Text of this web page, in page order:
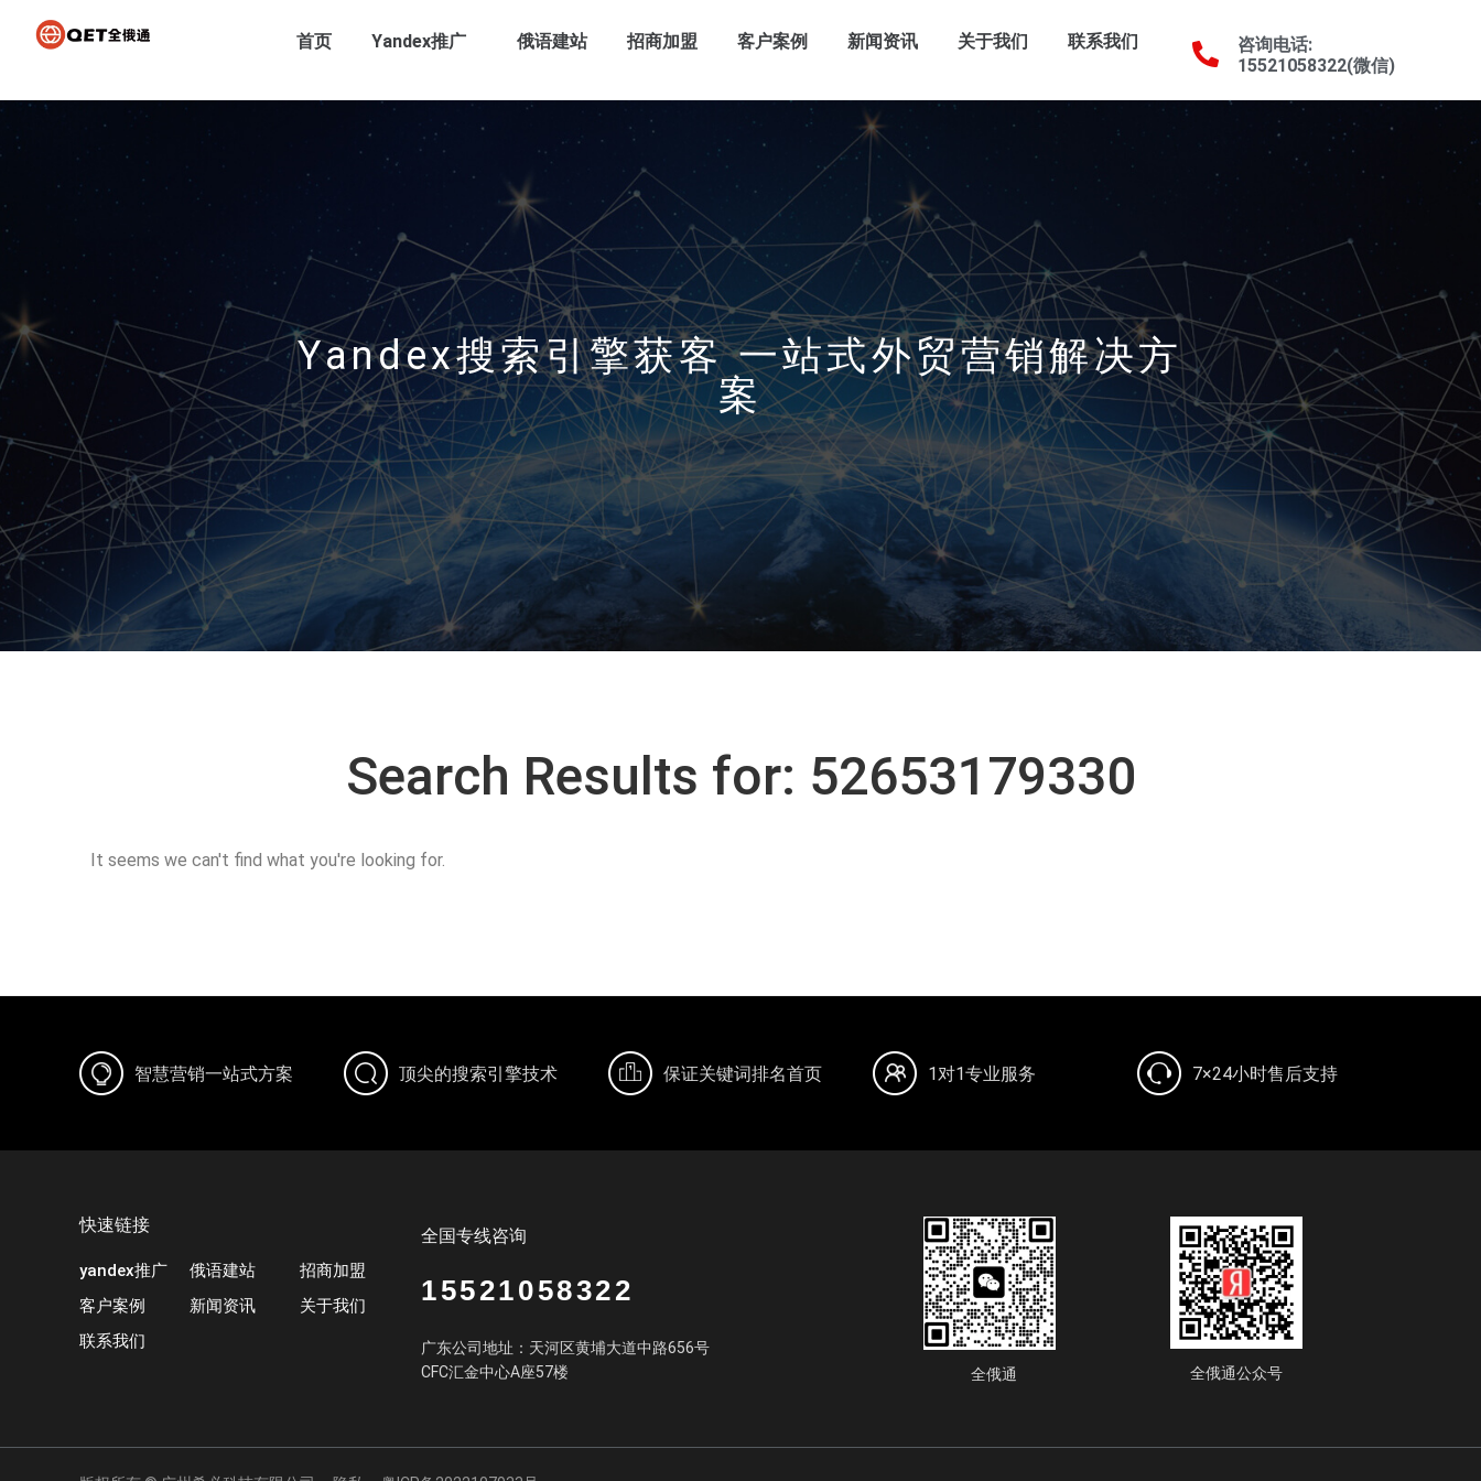
首页 Yandex推广 俄语建站 招商加盟 客户案例 新闻资讯 关于我们 联系我们
咨询电话:
15521058322(微信)
Yandex搜索引擎获客 一站式外贸营销解决方
案
Search Results for: 52653179330
It seems we can't find what you're looking for.
智慧营销一站式方案 顶尖的搜索引擎技术 保证关键词排名首页 1对1专业服务 7×24小时售后支持
快速链接
yandex推广
客户案例
联系我们
俄语建站
新闻资讯
招商加盟
关于我们
全国专线咨询
15521058322
广东公司地址：天河区黄埔大道中路656号
CFC汇金中心A座57楼
全俄通 全俄通公众号